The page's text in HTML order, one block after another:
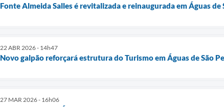
Fonte Almeida Salles é revitalizada e reinaugurada em Águas de
22 ABR 2026 - 14h47
Novo galpão reforçará estrutura do Turismo em Águas de São
27 MAR 2026 - 16h06